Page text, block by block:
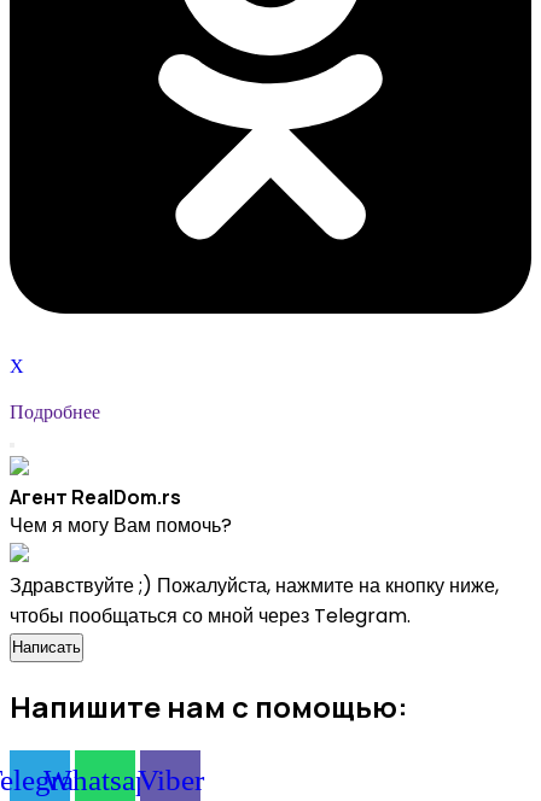
X
Подробнее
Агент RealDom.rs
Чем я могу Вам помочь?
Здравствуйте ;) Пожалуйста, нажмите на кнопку ниже,
чтобы пообщаться со мной через Telegram.
Написать
Напишите нам с помощью:
WhatsappViber